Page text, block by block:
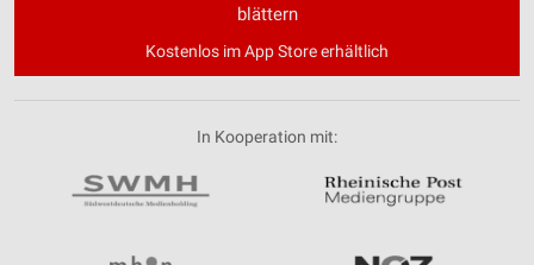
blättern
Kostenlos im App Store erhältlich
In Kooperation mit: